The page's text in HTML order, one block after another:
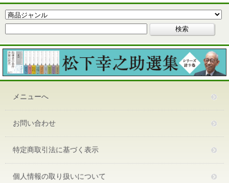
メニューへ
お問い合わせ
特定商取引法に基づく表示
個人情報の取り扱いについて